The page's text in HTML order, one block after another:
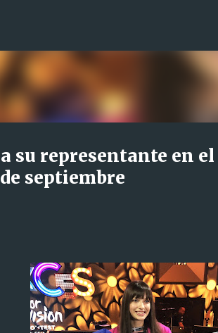
su representante en el
septiembre